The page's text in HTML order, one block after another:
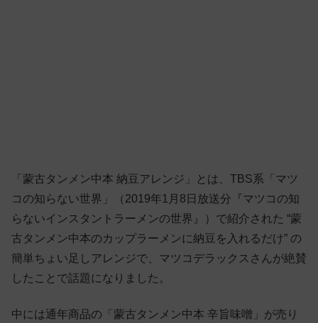
「蒙古タンメン中本 納豆アレンジ」とは、TBS系「マツ
コの知らない世界」（2019年1月8日放送分『マツコの知
らないインスタントラーメンの世界』）で紹介された “蒙
古タンメン中本のカップラーメンに納豆を入れるだけ” の
簡単ちょい足しアレンジで、マツコデラックスさんが絶賛
したことで話題になりました。
中には通年商品の「蒙古タンメン中本 辛旨味噌」が売り